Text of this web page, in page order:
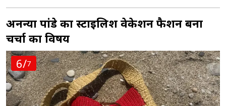
अनन्या पांडे का स्टाइलिश वेकेशन फैशन बना
चर्चा का विषय
6/7